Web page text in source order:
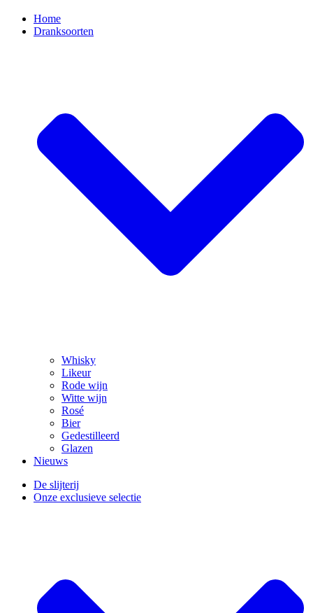
Home
Dranksoorten
Whisky
Likeur
Rode wijn
Witte wijn
Rosé
Bier
Gedestilleerd
Glazen
Nieuws
De slijterij
Onze exclusieve selectie